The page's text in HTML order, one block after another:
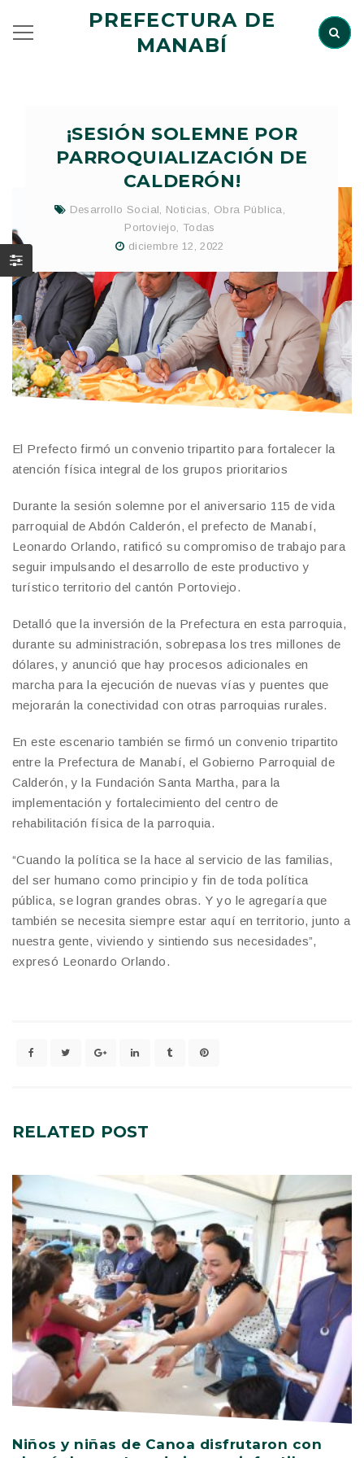
PREFECTURA DE
MANABÍ
¡SESIÓN SOLEMNE POR
PARROQUIALIZACIÓN DE
CALDERÓN!
Desarrollo Social, Noticias, Obra Pública,
Portoviejo, Todas
diciembre 12, 2022
El Prefecto firmó un convenio tripartito para fortalecer la
atención física integral de los grupos prioritarios
Durante la sesión solemne por el aniversario 115 de vida
parroquial de Abdón Calderón, el prefecto de Manabí,
Leonardo Orlando, ratificó su compromiso de trabajo para
seguir impulsando el desarrollo de este productivo y
turístico territorio del cantón Portoviejo.
Detalló que la inversión de la Prefectura en esta parroquia,
durante su administración, sobrepasa los tres millones de
dólares, y anunció que hay procesos adicionales en
marcha para la ejecución de nuevas vías y puentes que
mejorarán la conectividad con otras parroquias rurales.
En este escenario también se firmó un convenio tripartito
entre la Prefectura de Manabí, el Gobierno Parroquial de
Calderón, y la Fundación Santa Martha, para la
implementación y fortalecimiento del centro de
rehabilitación física de la parroquia.
“Cuando la política se la hace al servicio de las familias,
del ser humano como principio y fin de toda política
pública, se logran grandes obras. Y yo le agregaría que
también se necesita siempre estar aquí en territorio, junto a
nuestra gente, viviendo y sintiendo sus necesidades”,
expresó Leonardo Orlando.
RELATED POST
Niños y niñas de Canoa disfrutaron con